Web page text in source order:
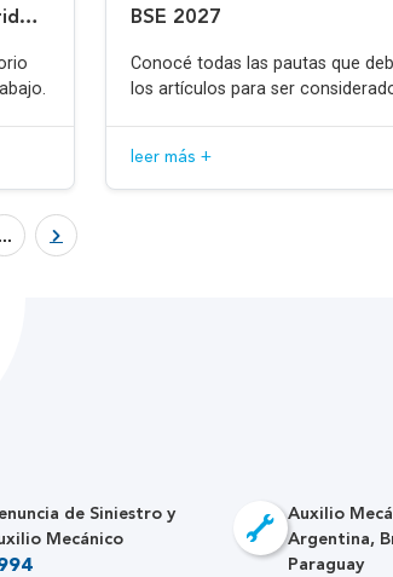
BSE 2027
Conocé todas las pautas que
los artículos para ser
leer más +
...
de Siniestro y
Mecánico
Auxilio
Argentina,
Paraguay